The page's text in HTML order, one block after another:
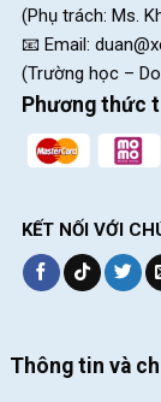
(Phụ trách: Ms.
📧 Email:
(Trường học –
Phương thức
KẾT NỐI VỚI
Thông tin và